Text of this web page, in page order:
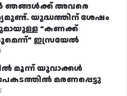
ഞങ്ങൾക്ക് അവരെ
യുദ്ധത്തിന് ശേഷം
“കണക്ക്
ഇസ്രയേൽ
മൂന്ന് യുവാക്കൾ
മരണപ്പെട്ടു